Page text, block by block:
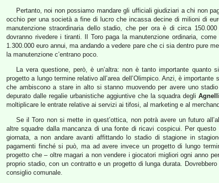
Pertanto, noi non possiamo mandare gli ufficiali giudiziari a chi non
occhio per una società a fine di lucro che incassa decine di milioni di
manutenzione straordinaria dello stadio, che per ora è di circa
dovranno rivedere i tiranti. Il Toro paga la manutenzione ordinaria,
1.300.000 euro annui, ma andando a vedere pare che ci sia dentro pure
la manutenzione c’entrano poco.
La vera questione, però, è un’altra: non è tanto importante
progetto a lungo termine relativo all’area dell’Olimpico. Anzi, è
che ambiscono a stare in alto si stanno muovendo per avere uno
depurato dalle regalie urbanistiche aggiuntive che la squadra degli
moltiplicare le entrate relative ai servizi ai tifosi, al marketing e al
Se il Toro non si mette in quest’ottica, non potrà avere un futuro
altre squadre dalla mancanza di una fonte di ricavi cospicui. Per
giornata, a non andare avanti affittando lo stadio di stagione in
pagamenti finché si può, ma ad avere invece un progetto di lungo
progetto che – oltre magari a non vendere i giocatori migliori ogni anno
proprio stadio, con un contratto e un progetto di lunga durata.
consiglio comunale.